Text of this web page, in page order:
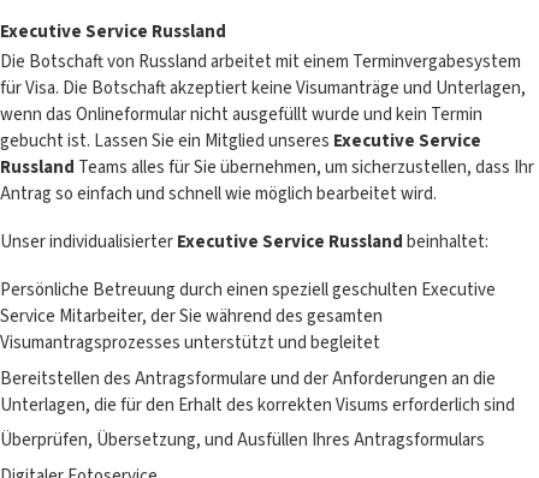
Executive Service Russland
Die Botschaft von Russland arbeitet mit einem Terminvergabesystem
für Visa. Die Botschaft akzeptiert keine Visumanträge und Unterlagen,
wenn das Onlineformular nicht ausgefüllt wurde und kein Termin
gebucht ist. Lassen Sie ein Mitglied unseres Executive Service
Russland Teams alles für Sie übernehmen, um sicherzustellen, dass Ihr
Antrag so einfach und schnell wie möglich bearbeitet wird.
Unser individualisierterExecutive Service Russlandbeinhaltet:
Persönliche Betreuung durch einen speziell geschulten Executive
Service Mitarbeiter, der Sie während des gesamten
Visumantragsprozesses unterstützt und begleitet
Bereitstellen des Antragsformulare und der Anforderungen an die
Unterlagen, die für den Erhalt des korrekten Visums erforderlich sind
Überprüfen, Übersetzung, und Ausfüllen Ihres Antragsformulars